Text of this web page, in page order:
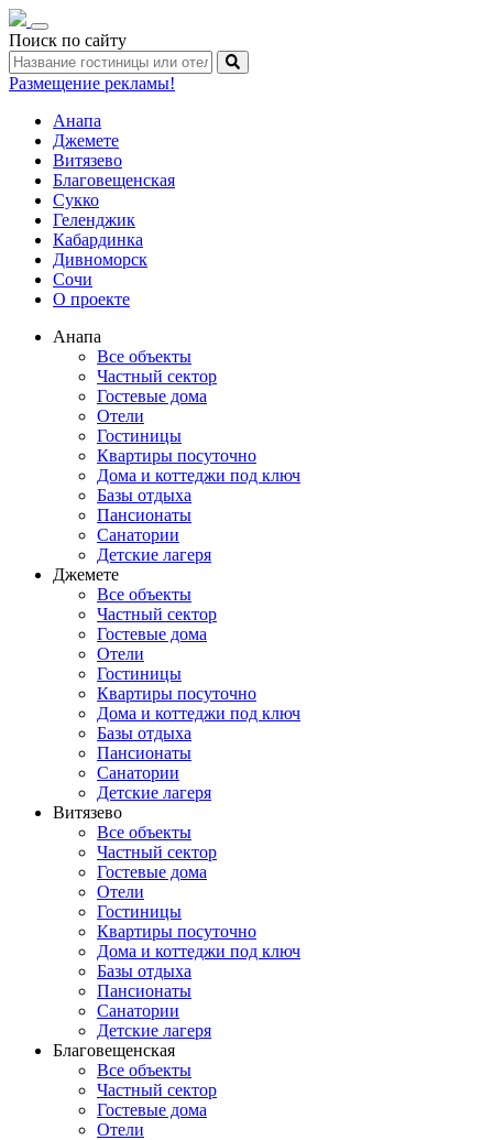
Toggle
navigation
Поиск по сайту
Размещение рекламы!
Анапа
Джемете
Витязево
Благовещенская
Сукко
Геленджик
Кабардинка
Дивноморск
Сочи
О проекте
Анапа
Все объекты
Частный сектор
Гостевые дома
Отели
Гостиницы
Квартиры посуточно
Дома и коттеджи под ключ
Базы отдыха
Пансионаты
Санатории
Детские лагеря
Джемете
Все объекты
Частный сектор
Гостевые дома
Отели
Гостиницы
Квартиры посуточно
Дома и коттеджи под ключ
Базы отдыха
Пансионаты
Санатории
Детские лагеря
Витязево
Все объекты
Частный сектор
Гостевые дома
Отели
Гостиницы
Квартиры посуточно
Дома и коттеджи под ключ
Базы отдыха
Пансионаты
Санатории
Детские лагеря
Благовещенская
Все объекты
Частный сектор
Гостевые дома
Отели